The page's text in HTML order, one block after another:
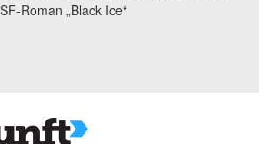
Roman „Black Ice“